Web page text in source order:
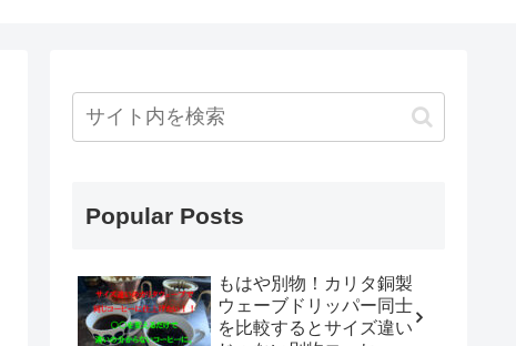
Popular Posts
もはや別物！カリタ銅製
ウェーブドリッパー同士
を比較するとサイズ違い